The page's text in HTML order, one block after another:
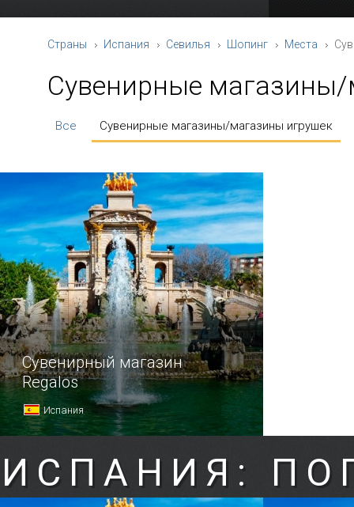
Страны Испания Севилья Шопинг Места
Сувенирные
Все Сувенирные магазины/магазины игрушек
Сувенирный магазин
Regalos
Испания
ИСПАНИЯ: